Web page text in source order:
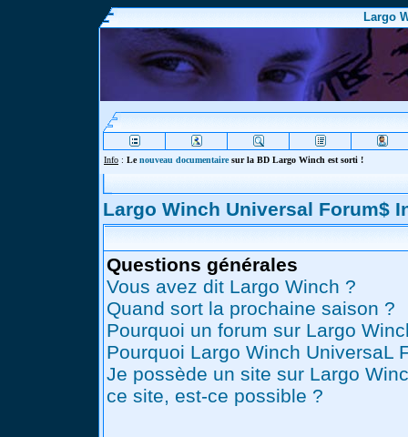
Largo
Info : Lenouveau documentairesur la BD Largo Winch est sorti !
Largo Winch Universal Forum$
Questions générales
Vous avez dit Largo Winch ?
Quand sort la prochaine saison ?
Pourquoi un forum sur Largo
Pourquoi Largo Winch UniversaL
Je possède un site sur Largo
ce site, est-ce possible ?